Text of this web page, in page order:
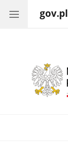
gov.pl